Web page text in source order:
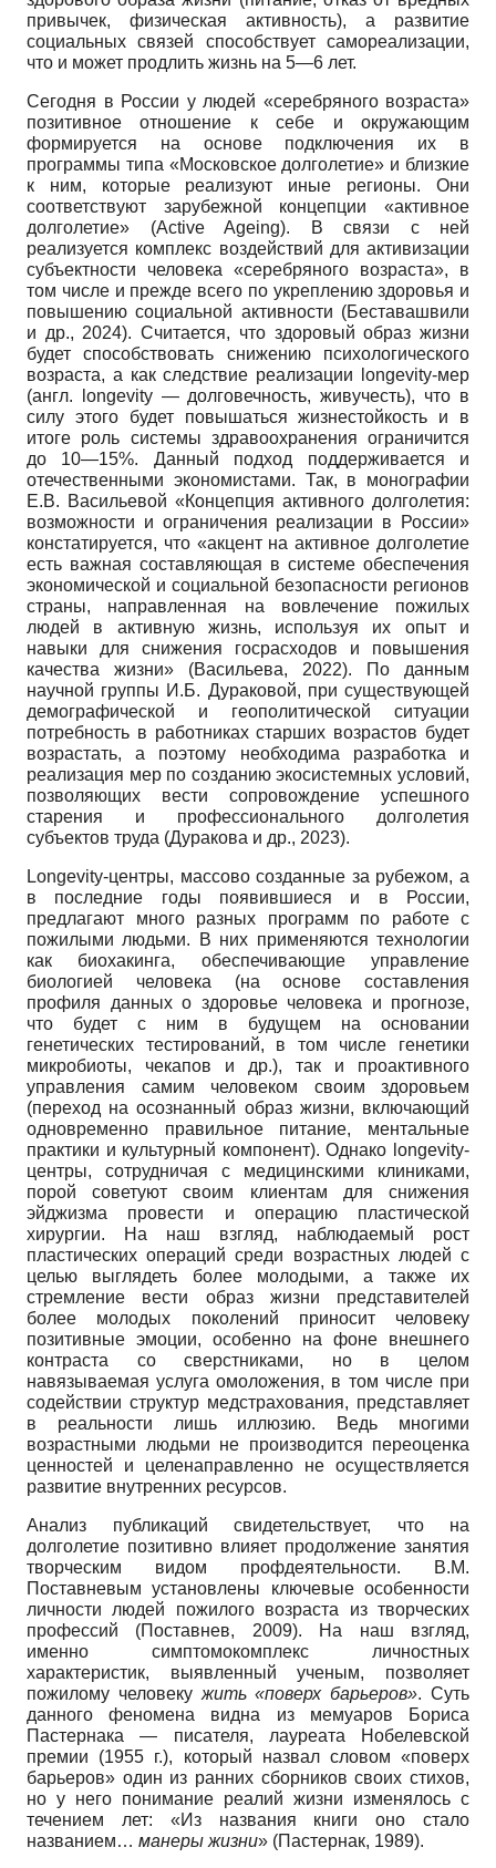
привычек, физическая активность), а развитие
социальных связей способствует самореализации,
что и может продлить жизнь на 5—6 лет.
Сегодня в России у людей «серебряного возраста»
позитивное отношение к себе и окружающим
формируется на основе подключения их в
программы типа «Московское долголетие» и близкие
к ним, которые реализуют иные регионы. Они
соответствуют зарубежной концепции «активное
долголетие» (Active Ageing). В связи с ней
реализуется комплекс воздействий для активизации
субъектности человека «серебряного возраста», в
том числе и прежде всего по укреплению здоровья и
повышению социальной активности (Беставашвили
и др., 2024). Считается, что здоровый образ жизни
будет способствовать снижению психологического
возраста, а как следствие реализации longevity-мер
(англ. longevity — долговечность, живучесть), что в
силу этого будет повышаться жизнестойкость и в
итоге роль системы здравоохранения ограничится
до 10—15%. Данный подход поддерживается и
отечественными экономистами. Так, в монографии
Е.В. Васильевой «Концепция активного долголетия:
возможности и ограничения реализации в России»
констатируется, что «акцент на активное долголетие
есть важная составляющая в системе обеспечения
экономической и социальной безопасности регионов
страны, направленная на вовлечение пожилых
людей в активную жизнь, используя их опыт и
навыки для снижения госрасходов и повышения
качества жизни» (Васильева, 2022). По данным
научной группы И.Б. Дураковой, при существующей
демографической и геополитической ситуации
потребность в работниках старших возрастов будет
возрастать, а поэтому необходима разработка и
реализация мер по созданию экосистемных условий,
позволяющих вести сопровождение успешного
старения и профессионального долголетия
субъектов труда (Дуракова и др., 2023).
Longevity-центры, массово созданные за рубежом, а
в последние годы появившиеся и в России,
предлагают много разных программ по работе с
пожилыми людьми. В них применяются технологии
как биохакинга, обеспечивающие управление
биологией человека (на основе составления
профиля данных о здоровье человека и прогнозе,
что будет с ним в будущем на основании
генетических тестирований, в том числе генетики
микробиоты, чекапов и др.), так и проактивного
управления самим человеком своим здоровьем
(переход на осознанный образ жизни, включающий
одновременно правильное питание, ментальные
практики и культурный компонент). Однако longevity-
центры, сотрудничая с медицинскими клиниками,
порой советуют своим клиентам для снижения
эйджизма провести и операцию пластической
хирургии. На наш взгляд, наблюдаемый рост
пластических операций среди возрастных людей с
целью выглядеть более молодыми, а также их
стремление вести образ жизни представителей
более молодых поколений приносит человеку
позитивные эмоции, особенно на фоне внешнего
контраста со сверстниками, но в целом
навязываемая услуга омоложения, в том числе при
содействии структур медстрахования, представляет
в реальности лишь иллюзию. Ведь многими
возрастными людьми не производится переоценка
ценностей и целенаправленно не осуществляется
развитие внутренних ресурсов.
Анализ публикаций свидетельствует, что на
долголетие позитивно влияет продолжение занятия
творческим видом профдеятельности. В.М.
Поставневым установлены ключевые особенности
личности людей пожилого возраста из творческих
профессий (Поставнев, 2009). На наш взгляд,
именно симптомокомплекс личностных
характеристик, выявленный ученым, позволяет
пожилому человеку жить «поверх барьеров». Суть
данного феномена видна из мемуаров Бориса
Пастернака — писателя, лауреата Нобелевской
премии (1955 г.), который назвал словом «поверх
барьеров» один из ранних сборников своих стихов,
но у него понимание реалий жизни изменялось с
течением лет: «Из названия книги оно стало
названием… манеры жизни» (Пастернак, 1989).